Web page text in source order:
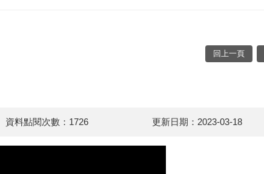
回上一頁
資料點閱次數：1726 更新日期：2023-03-18